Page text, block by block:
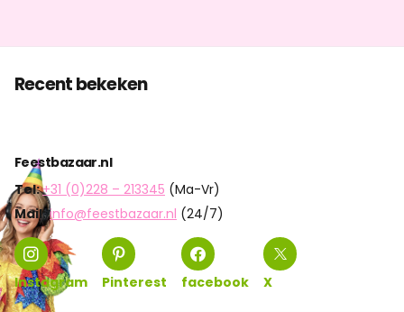
Recent bekeken
Feestbazaar.nl
Tel:+31 (0)228 – 213345 (Ma-Vr)
Mail: info@feestbazaar.nl (24/7)
Instagram Pinterest facebook X